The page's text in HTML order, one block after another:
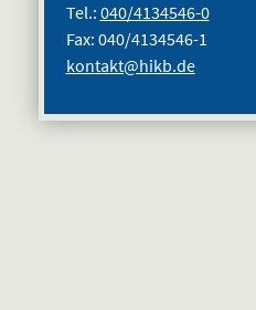
Tel.: 040/4134546-0
Fax: 040/4134546-1
kontakt@hikb.de